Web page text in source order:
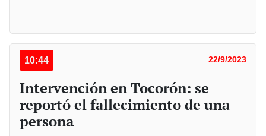
10:44 22/9/2023
Intervención en Tocorón: se
reportó el fallecimiento de una
persona